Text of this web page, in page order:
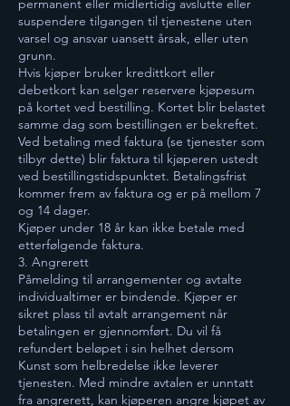
permanent eller midlertidig avslutte eller
suspendere tilgangen til tjenestene uten
varsel og ansvar uansett årsak, eller uten
grunn.
Hvis kjøper bruker kredittkort eller
debetkort kan selger reservere kjøpesum
på kortet ved bestilling. Kortet blir belastet
samme dag som bestillingen er bekreftet.
Ved betaling med faktura (se tjenester som
tilbyr dette) blir faktura til kjøperen ustedt
ved bestillingstidspunktet. Betalingsfrist
kommer frem av faktura og er på mellom 7
og 14 dager.
Kjøper under 18 år kan ikke betale med
etterfølgende faktura.
3. Angrerett
Påmelding til arrangementer og avtalte
individualtimer er bindende. Kjøper er
sikret plass til avtalt arrangement når
betalingen er gjennomført. Du vil få
refundert beløpet i sin helhet dersom
Kunst som helbredelse ikke leverer
tjenesten. Med mindre avtalen er unntatt
fra angrerett, kan kjøperen angre kjøpet av